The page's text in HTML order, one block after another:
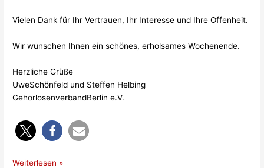
Vielen Dank für Ihr Vertrauen, Ihr Interesse und Ihre Offenheit.
Wir wünschen Ihnen ein schönes, erholsames Wochenende.
Herzliche Grüße
UweSchönfeld und Steffen Helbing
GehörlosenverbandBerlin e.V.
Weiterlesen »